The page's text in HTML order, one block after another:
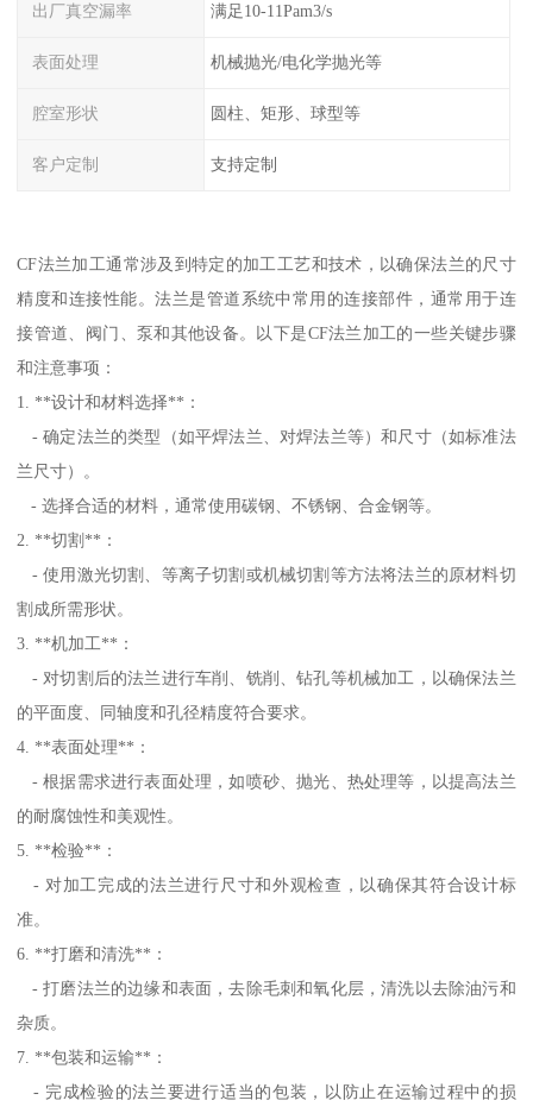
出厂真空漏率 满足10-11Pam3/s
表面处理 机械抛光/电化学抛光等
腔室形状 圆柱、矩形、球型等
客户定制 支持定制
CF法兰加工通常涉及到特定的加工工艺和技术，以确保法兰的尺寸
精度和连接性能。法兰是管道系统中常用的连接部件，通常用于连
接管道、阀门、泵和其他设备。以下是CF法兰加工的一些关键步骤
和注意事项：
1. **设计和材料选择**：
- 确定法兰的类型（如平焊法兰、对焊法兰等）和尺寸（如标准法
兰尺寸）。
- 选择合适的材料，通常使用碳钢、不锈钢、合金钢等。
2. **切割**：
- 使用激光切割、等离子切割或机械切割等方法将法兰的原材料切
割成所需形状。
3. **机加工**：
- 对切割后的法兰进行车削、铣削、钻孔等机械加工，以确保法兰
的平面度、同轴度和孔径精度符合要求。
4. **表面处理**：
- 根据需求进行表面处理，如喷砂、抛光、热处理等，以提高法兰
的耐腐蚀性和美观性。
5. **检验**：
- 对加工完成的法兰进行尺寸和外观检查，以确保其符合设计标
准。
6. **打磨和清洗**：
- 打磨法兰的边缘和表面，去除毛刺和氧化层，清洗以去除油污和
杂质。
7. **包装和运输**：
- 完成检验的法兰要进行适当的包装，以防止在运输过程中的损